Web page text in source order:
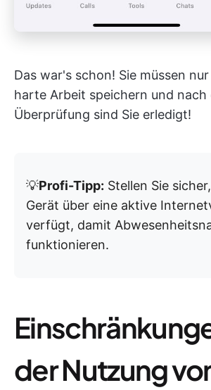
Das war's schon! Sie müssen
harte Arbeit speichern und nach
Überprüfung sind Sie erledigt!
💡Profi-Tipp: Stellen Sie
Gerät über eine aktive
verfügt, damit
funktionieren.
der Nutzung